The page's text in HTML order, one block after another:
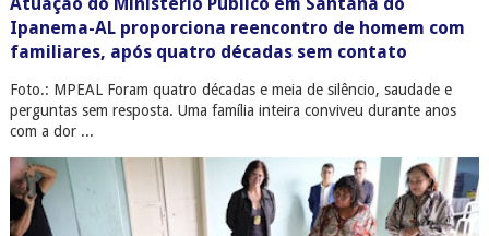
Ipanema-AL proporciona reencontro de homem com
familiares, após quatro décadas sem contato
Foto.: MPEAL Foram quatro décadas e meia de silêncio, saudade e
perguntas sem resposta. Uma família inteira conviveu durante anos
com a dor ...